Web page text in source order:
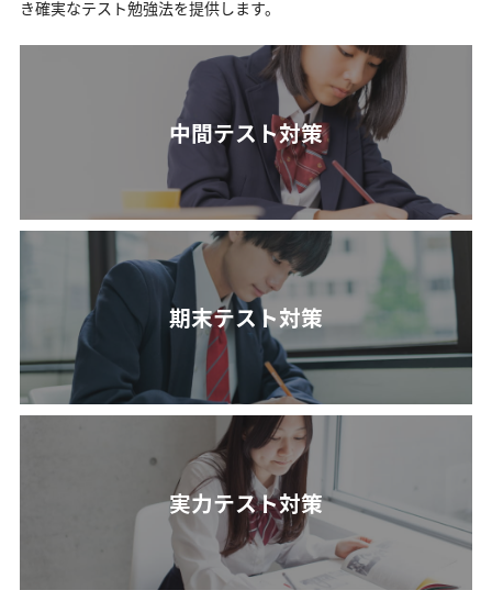
き確実なテスト勉強法を提供します。
中間テスト対策
期末テスト対策
実力テスト対策